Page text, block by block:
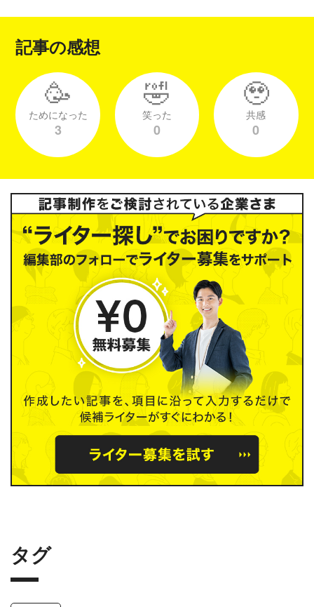
記事の感想
🥳
ためになった
3
🤣
笑った
0
🥹
共感
0
タグ